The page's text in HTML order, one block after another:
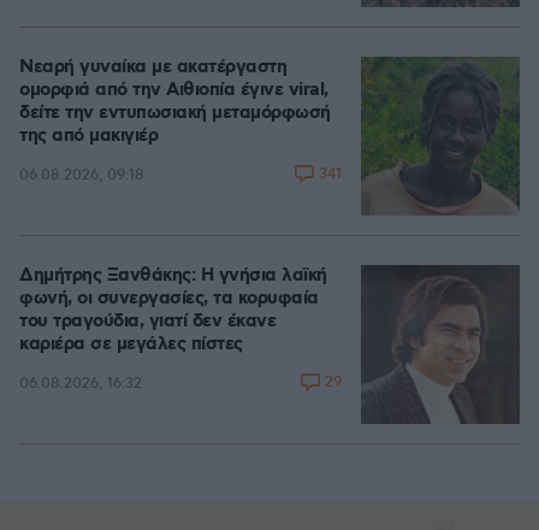
Νεαρή γυναίκα με ακατέργαστη
ομορφιά από την Αιθιοπία έγινε viral,
δείτε την εντυπωσιακή μεταμόρφωσή
της από μακιγιέρ
06.08.2026, 09:18 341
Δημήτρης Ξανθάκης: Η γνήσια λαϊκή
φωνή, οι συνεργασίες, τα κορυφαία
του τραγούδια, γιατί δεν έκανε
καριέρα σε μεγάλες πίστες
06.08.2026, 16:32 29